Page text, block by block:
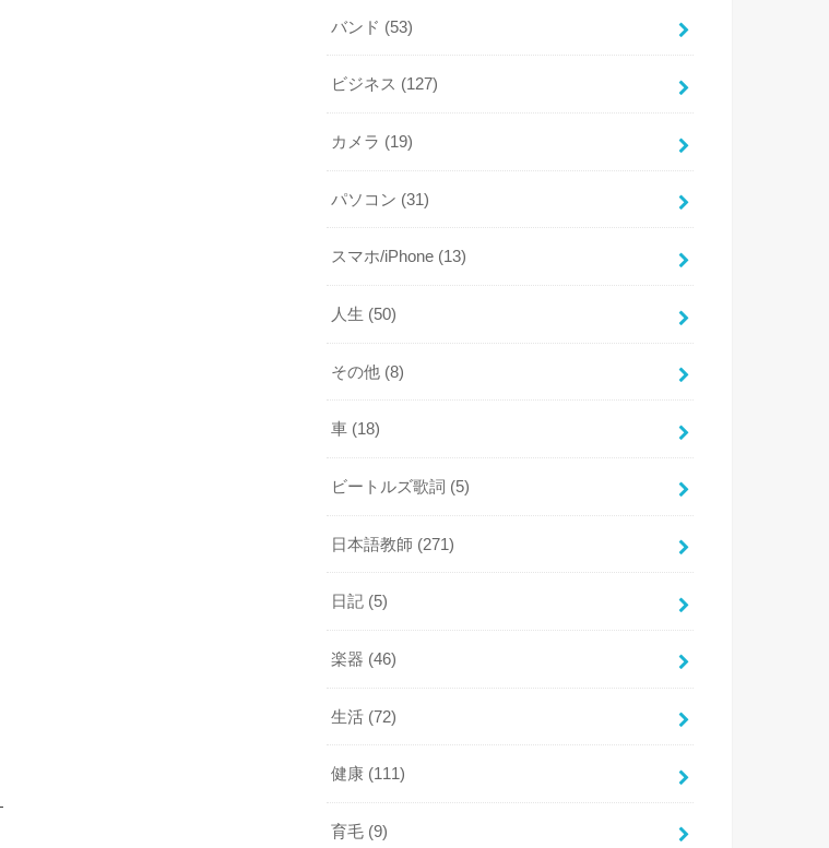
バンド (53)
ビジネス (127)
カメラ (19)
パソコン (31)
スマホ/iPhone (13)
人生 (50)
その他 (8)
車 (18)
ビートルズ歌詞 (5)
日本語教師 (271)
日記 (5)
楽器 (46)
生活 (72)
健康 (111)
育毛 (9)